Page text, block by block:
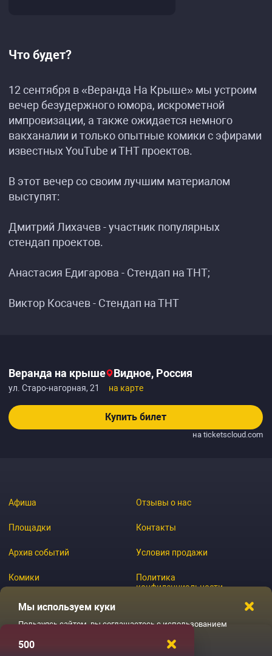
Что будет?
12 сентября в «Веранда На Крыше» мы устроим
вечер безудержного юмора, искрометной
импровизации, а также ожидается немного
вакханалии и только опытные комики с эфирами
известных YouTube и ТНТ проектов.
В этот вечер со своим лучшим материалом
выступят:
Дмитрий Лихачев - участник популярных
стендап проектов.
Анастасия Едигарова - Стендап на ТНТ;
Виктор Косачев - Стендап на ТНТ
Веранда на крыше Видное, Россия
ул. Старо-нагорная, 21 на карте
Купить билет
на ticketscloud.com
Афиша
Площадки
Архив событий
Комики
Журнал
Отзывы о нас
Контакты
Условия продажи
Политика
конфиденциальности
Мы используем куки
Пользуясь сайтом, вы соглашаетесь с использованием
500